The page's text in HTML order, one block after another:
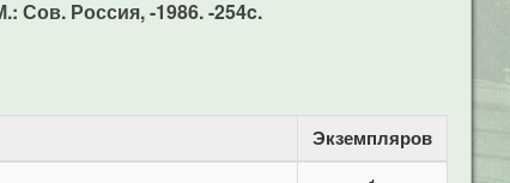
Сов. Россия, -1986. -254c.
Экземпляров